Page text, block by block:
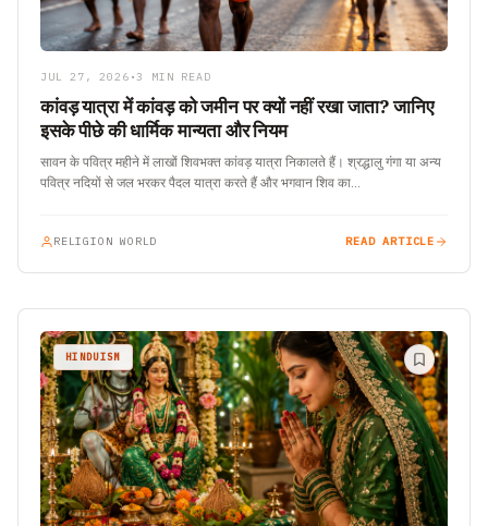
JUL 27, 2026 • 3 MIN READ
कांवड़ यात्रा में कांवड़ को जमीन पर क्यों नहीं रखा जाता? जानिए
इसके पीछे की धार्मिक मान्यता और नियम
सावन के पवित्र महीने में लाखों शिवभक्त कांवड़ यात्रा निकालते हैं। श्रद्धालु गंगा या अन्य
पवित्र नदियों से जल भरकर पैदल यात्रा करते हैं और भगवान शिव का…
RELIGION WORLD READ ARTICLE
HINDUISM